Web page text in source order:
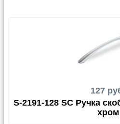
127
S-2191-128 SC Ручка
хром